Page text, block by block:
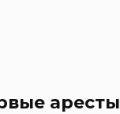
аресты